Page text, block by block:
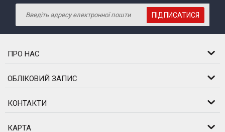
ПІДПИСАТИСЯ
ПРО НАС
ОБЛІКОВИЙ ЗАПИС
КОНТАКТИ
КАРТА